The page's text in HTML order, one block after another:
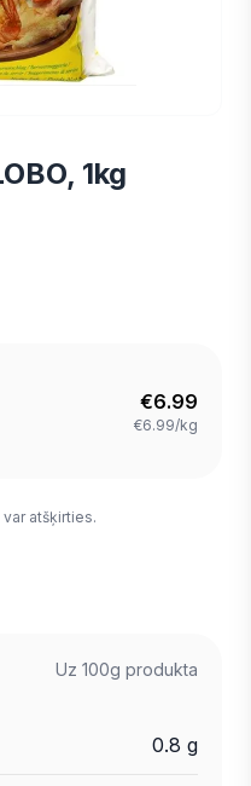
1kg
€6.99
€6.99/kg
atšķirties.
Uz 100g produkta
0.8 g